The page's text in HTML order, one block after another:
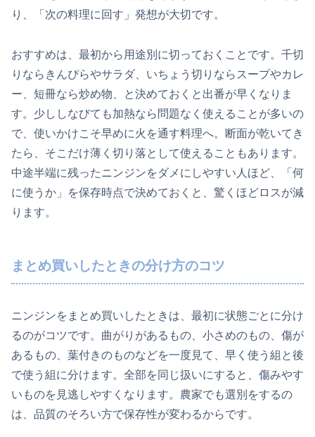
り、「次の料理に回す」発想が大切です。
おすすめは、最初から用途別に切っておくことです。千切
りならきんぴらやサラダ、いちょう切りならスープやカレ
ー、短冊なら炒め物、と決めておくと出番が早くなりま
す。少ししなびても加熱なら問題なく使えることが多いの
で、使いかけこそ早めに火を通す料理へ。断面が乾いてき
たら、そこだけ薄く切り落として使えることもあります。
中途半端に残ったニンジンをダメにしやすい人ほど、「何
に使うか」を保存時点で決めておくと、驚くほどロスが減
ります。
まとめ買いしたときの分け方のコツ
ニンジンをまとめ買いしたときは、最初に状態ごとに分け
るのがコツです。曲がりがあるもの、小さめのもの、傷が
あるもの、葉付きのものなどを一度見て、早く使う組と後
で使う組に分けます。全部を同じ扱いにすると、傷みやす
いものを見逃しやすくなります。農家でも選別をするの
は、品質のそろい方で保存性が変わるからです。